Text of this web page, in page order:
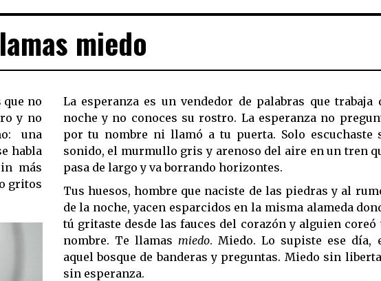
miedo
no
y no
una
habla
más
gritos
La esperanza es un vendedor de palabras que trabaja
noche y no conoces su rostro. La esperanza no
por tu nombre ni llamó a tu puerta. Solo escuchaste
sonido, el murmullo gris y arenoso del aire en un tren
pasa de largo y va borrando horizontes.
Tus huesos, hombre que naciste de las piedras y al
de la noche, yacen esparcidos en la misma alameda
tú gritaste desde las fauces del corazón y alguien coreó
nombre. Te llamas miedo. Miedo. Lo supiste ese día,
aquel bosque de banderas y preguntas. Miedo sin
sin esperanza.